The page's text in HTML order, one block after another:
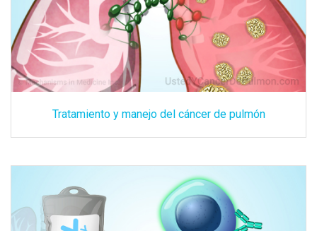
Tratamiento y manejo del cáncer de pulmón